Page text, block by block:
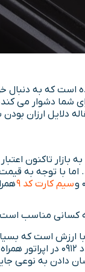
است که به دنبال
دلایل ارزان
سمت خرید سیم کارت های اعتباری ارزان سوق داده شده
سیم کارت کد 9
به دنبال خط 912 ارزان می گردند. از